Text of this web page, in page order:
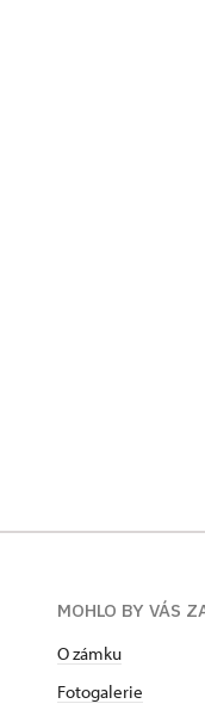
MOHLO BY VÁS
O zámku
Fotogalerie